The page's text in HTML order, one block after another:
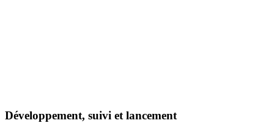
Développement, suivi et lancement